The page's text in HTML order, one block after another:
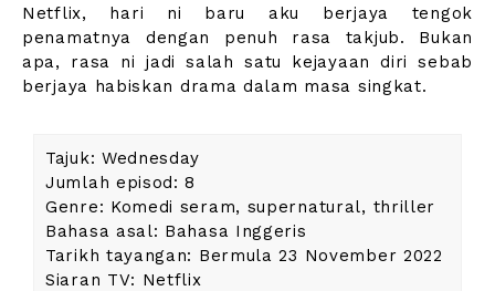
Netflix, hari ni baru aku berjaya tengok
penamatnya dengan penuh rasa takjub. Bukan
apa, rasa ni jadi salah satu kejayaan diri sebab
berjaya habiskan drama dalam masa singkat.
Tajuk: Wednesday
Jumlah episod: 8
Genre: Komedi seram, supernatural, thriller
Bahasa asal: Bahasa Inggeris
Tarikh tayangan: Bermula 23 November 2022
Siaran TV: Netflix